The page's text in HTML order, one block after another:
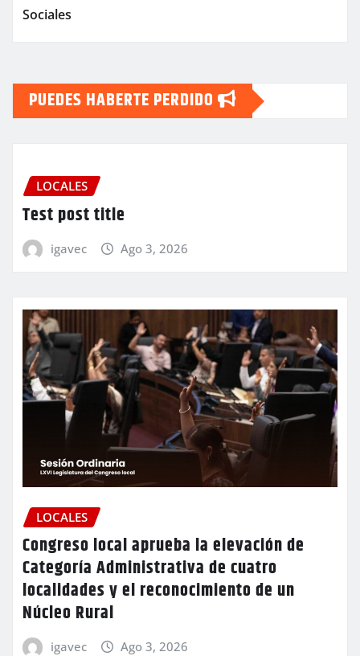
Sociales
PUEDES HABERTE PERDIDO
LOCALES
Test post title
igavec Ago 3, 2026
LOCALES
Congreso local aprueba la elevación de
Categoría Administrativa de cuatro
localidades y el reconocimiento de un
Núcleo Rural
igavec Ago 3, 2026